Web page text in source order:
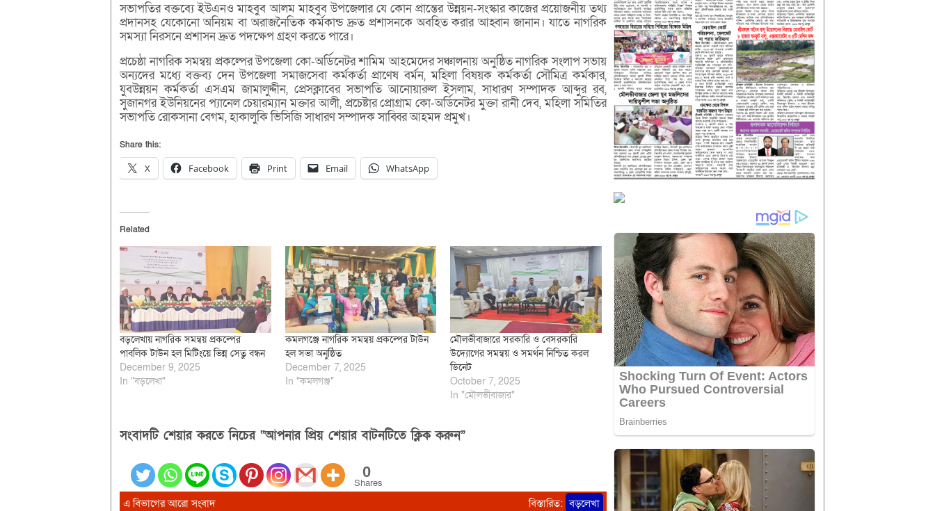
সভাপতির বক্তব্যে ইউএনও মাহবুব আলম মাহবুব উপজেলার যে কোন প্রান্তের উন্নয়ন-সংস্কার কাজের প্রয়োজনীয় তথ্য
প্রদানসহ যেকোনো অনিয়ম বা অরাজনৈতিক কর্মকান্ড দ্রুত প্রশাসনকে অবহিত করার আহ্বান জানান। যাতে নাগরিক
সমস্যা নিরসনে প্রশাসন দ্রুত পদক্ষেপ গ্রহণ করতে পারে।
প্রচেষ্ঠা নাগরিক সমন্বয় প্রকল্পের উপজেলা কো-অর্ডিনেটর শামিম আহমেদের সঞ্চালনায় অনুষ্ঠিত নাগরিক সংলাপ সভায়
অন্যদের মধ্যে বক্তব্য দেন উপজেলা সমাজসেবা কর্মকর্তা প্রাণেষ বর্মন, মহিলা বিষয়ক কর্মকর্তা সৌমিত্র কর্মকার,
যুবউন্নয়ন কর্মকর্তা এসএম জামালুদ্দীন, প্রেসক্লাবের সভাপতি আনোয়ারুল ইসলাম, সাধারণ সম্পাদক আব্দুর রব,
সুজানগর ইউনিয়নের প্যানেল চেয়ারম্যান মক্তার আলী, প্রচেষ্টার প্রোগ্রাম কো-অর্ডিনেটর মুক্তা রানী দেব, মহিলা সমিতির
সভাপতি রোকসানা বেগম, হাকালুকি ভিসিজি সাধারণ সম্পাদক সাব্বির আহমদ প্রমুখ।
Share this:
X Facebook Print Email WhatsApp
Related
বড়লেখায় নাগরিক সমন্বয় প্রকল্পের
পাবলিক টাউন হল মিটিংয়ে ভিন্ন সেতু বন্ধন
December 9, 2025
In "বড়লেখা"
কমলগঞ্জে নাগরিক সমন্বয় প্রকল্পের টাউন
হল সভা অনুষ্ঠিত
December 7, 2025
In "কমলগঞ্জ"
মৌলভীবাজারে সরকারি ও বেসরকারি
উদ্যোগের সমন্বয় ও সমর্থন নিশ্চিত করল
ডিনেট
October 7, 2025
In "মৌলভীবাজার"
সংবাদটি শেয়ার করতে নিচের “আপনার প্রিয় শেয়ার বাটনটিতে ক্লিক করুন”
0
Shares
এ বিভাগের আরো সংবাদ বিস্তারিত: বড়লেখা